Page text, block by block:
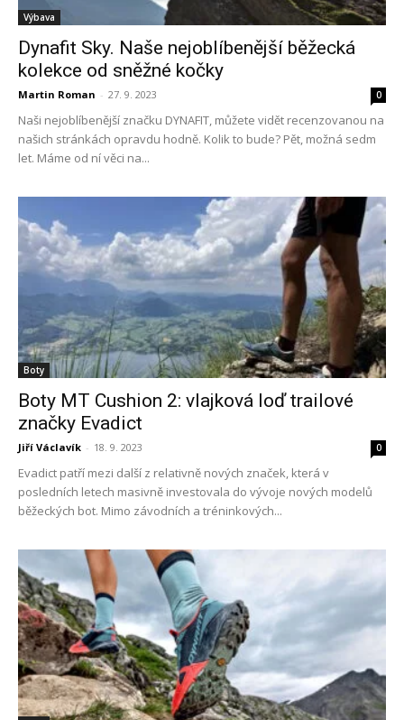
Výbava
Dynafit Sky. Naše nejoblíbenější běžecká
kolekce od sněžné kočky
Martin Roman - 27. 9. 2023 0
Naši nejoblíbenější značku DYNAFIT, můžete vidět recenzovanou na
našich stránkách opravdu hodně. Kolik to bude? Pět, možná sedm
let. Máme od ní věci na...
Boty
Boty MT Cushion 2: vlajková loď trailové
značky Evadict
Jiří Václavík - 18. 9. 2023 0
Evadict patří mezi další z relativně nových značek, která v
posledních letech masivně investovala do vývoje nových modelů
běžeckých bot. Mimo závodních a tréninkových...